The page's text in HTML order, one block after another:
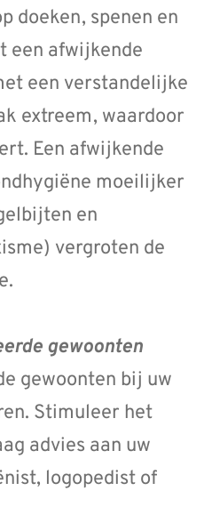
doeken, spenen en
een afwijkende
een verstandelijke
extreem, waardoor
Een afwijkende
moeilijker
en
vergroten de
gewoonten
gewoonten bij uw
Stimuleer het
advies aan uw
logopedist of